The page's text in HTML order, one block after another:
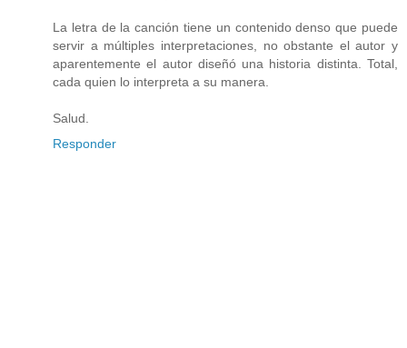
La letra de la canción tiene un contenido denso que puede
servir a múltiples interpretaciones, no obstante el autor y
aparentemente el autor diseñó una historia distinta. Total,
cada quien lo interpreta a su manera.
Salud.
Responder